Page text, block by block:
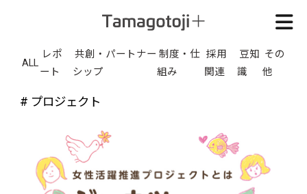
ALL
レポ
ート
共創・パートナー
シップ
制度・仕
組み
採用
関連
豆知
識
その
他
# プロジェクト